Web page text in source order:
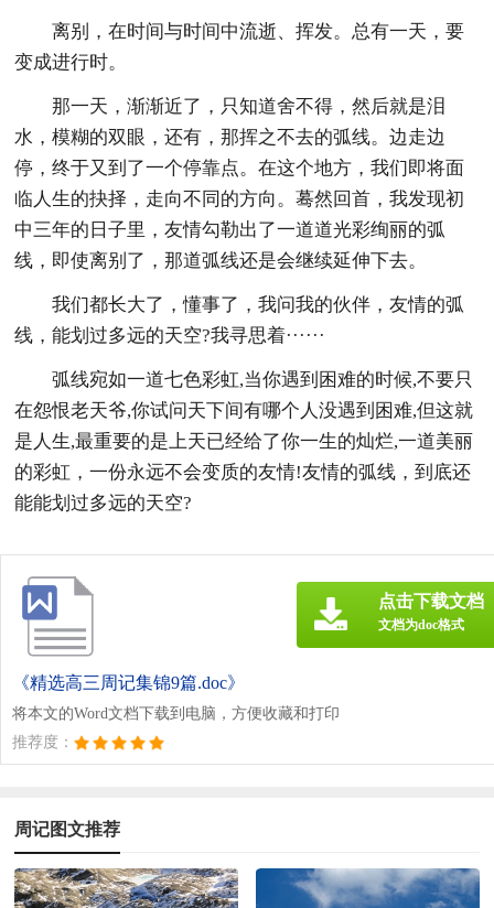
离别，在时间与时间中流逝、挥发。总有一天，要
变成进行时。
那一天，渐渐近了，只知道舍不得，然后就是泪
水，模糊的双眼，还有，那挥之不去的弧线。边走边
停，终于又到了一个停靠点。在这个地方，我们即将面
临人生的抉择，走向不同的方向。蓦然回首，我发现初
中三年的日子里，友情勾勒出了一道道光彩绚丽的弧
线，即使离别了，那道弧线还是会继续延伸下去。
我们都长大了，懂事了，我问我的伙伴，友情的弧
线，能划过多远的天空?我寻思着······
弧线宛如一道七色彩虹,当你遇到困难的时候,不要只
在怨恨老天爷,你试问天下间有哪个人没遇到困难,但这就
是人生,最重要的是上天已经给了你一生的灿烂,一道美丽
的彩虹，一份永远不会变质的友情!友情的弧线，到底还
能能划过多远的天空?
《精选高三周记集锦9篇.doc》
将本文的Word文档下载到电脑，方便收藏和打印
推荐度：
点击下载文档
文档为doc格式
周记图文推荐